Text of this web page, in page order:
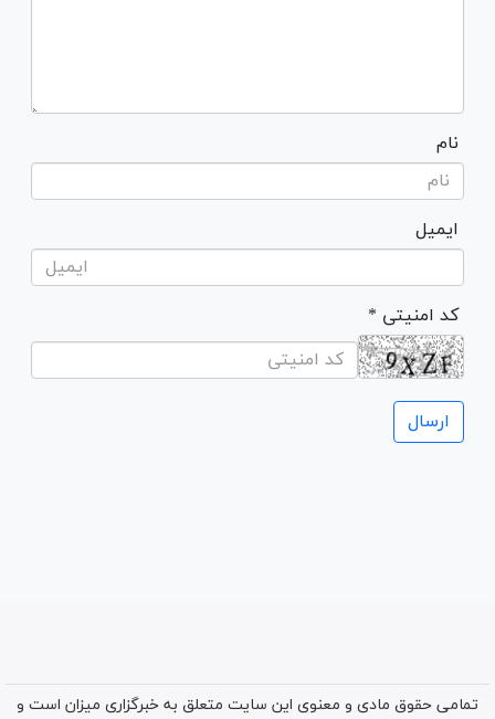
نام
ایمیل
* کد امنیتی
تمامی حقوق مادی و معنوی این سایت متعلق به خبرگزاری میزان است و